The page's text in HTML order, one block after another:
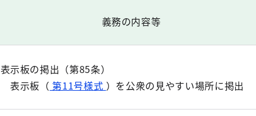
義務の内容等
表示板の掲出（第85条）
表示板（ 第11号様式 ）を公衆の見やすい場所に掲出